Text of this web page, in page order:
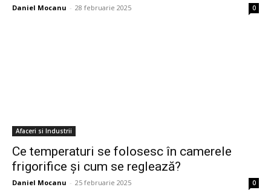
Daniel Mocanu - 28 februarie 2025 0
Afaceri si Industrii
Ce temperaturi se folosesc în camerele
frigorifice și cum se reglează?
Daniel Mocanu - 25 februarie 2025 0